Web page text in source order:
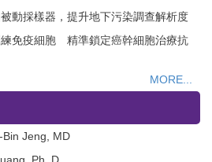
被動採樣器，提升地下污染調查解析度
練免疫細胞 精準鎖定癌幹細胞治療抗
MORE...
Jeng, MD
Ph. D.